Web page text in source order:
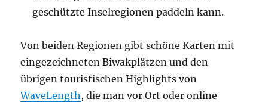
geschützte Inselregionen paddeln kann.
Von beiden Regionen gibt schöne Karten mit
eingezeichneten Biwakplätzen und den
übrigen touristischen Highlights von
WaveLength , die man vor Ort oder online